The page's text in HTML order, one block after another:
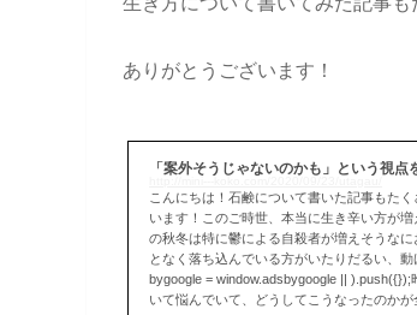
ありがとうございます！
「案外そうじゃないのかも」という視
こんにちは！石鹸について書いた記事もた
います！このご時世、本当に生き辛い方が
の秋冬は特に鬱による自殺者が増えそうな
となく落ち込んでいる方がいたりだるい、
bygoogle = window.adsbygoogle ||
いて悩んでいて、どうしてこうなったのかが